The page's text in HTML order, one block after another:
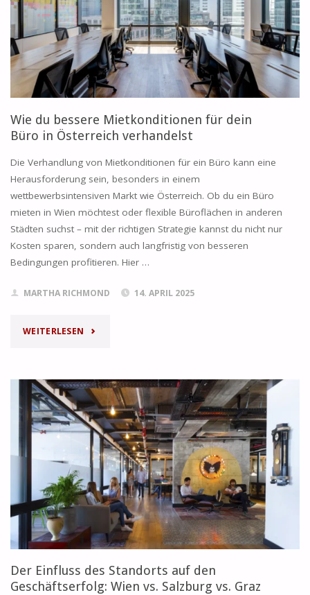
ÖSTERREICH:
WAS
DU
WISSEN
MUSST"
Wie du bessere Mietkonditionen für dein
Büro in Österreich verhandelst
Die Verhandlung von Mietkonditionen für ein Büro kann eine
Herausforderung sein, besonders in einem
wettbewerbsintensiven Markt wie Österreich. Ob du ein Büro
mieten in Wien möchtest oder flexible Büroflächen in anderen
Städten suchst – mit der richtigen Strategie kannst du nicht nur
Kosten sparen, sondern auch langfristig von besseren
Bedingungen profitieren. Hier …
MARTHA RICHMOND 14. APRIL 2025
WEITERLESEN "WIE
BESSERE
MIETKONDITIONEN
FÜR
DEIN
BÜRO
IN
ÖSTERREICH
VERHANDELST"
Der Einfluss des Standorts auf den
Geschäftserfolg: Wien vs. Salzburg vs. Graz